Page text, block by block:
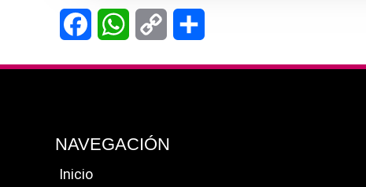
FacebookWhatsApp
Copy
NAVEGACIÓN
Inicio